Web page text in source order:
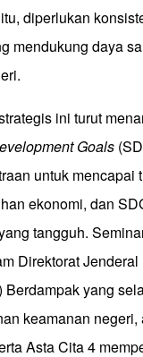
diperlukan
mendukung daya
ini turut
Goals
untuk mencapai
ekonomi, dan
tangguh.
Direktorat
yang
keamanan negeri,
Asta Cita 4